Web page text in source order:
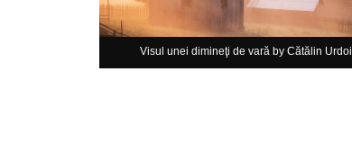
Visul unei dimineţi de vară by Cătălin Urdoi